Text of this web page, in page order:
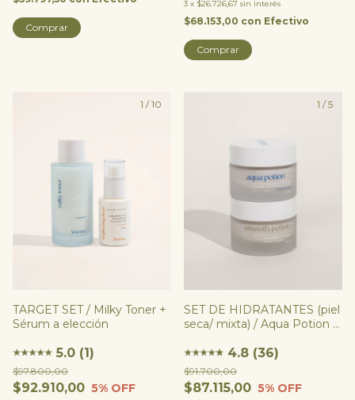
Comprar
3 x $26.726,67 sin interés
$68.153,00 con Efectivo
Comprar
1 /10
TARGET SET / Milky Toner +
Sérum a elección
★★★★★ 5.0 (1)
$92.910,00
$97.800,00
5% OFF
1 /5
SET DE HIDRATANTES (piel
seca/ mixta) / Aqua Potion +
★★★★★
★ 4.8 (36)
$87.115,00
$91.700,00
5% OFF